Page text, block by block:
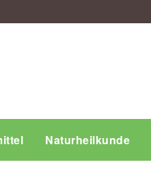
Naturheilkunde